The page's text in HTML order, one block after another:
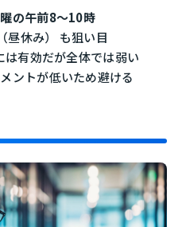
の午前8〜10時
昼休み） も狙い目
有効だが全体では弱い
ントが低いため避ける